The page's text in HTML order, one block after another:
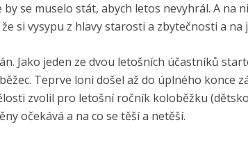
se muselo stát, abych letos nevyhrál. A na
si vysypu z hlavy starosti a zbytečnosti a na
Jako jeden ze dvou letošních účastníků
Teprve loni došel až do úplného konce
zvolil pro letošní ročník koloběžku
očekává a na co se těší a netěší.